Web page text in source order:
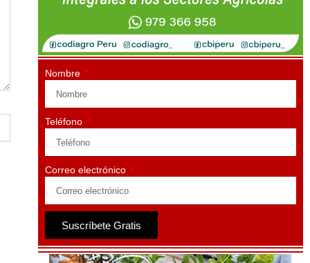
Nombre
Teléfono
Correo electrónico
Suscríbete Gratis